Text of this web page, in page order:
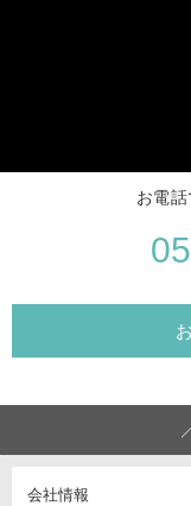
お電
会社情報